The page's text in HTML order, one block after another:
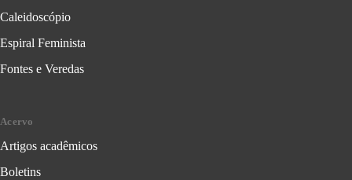
Caleidoscópio
Espiral Feminista
Fontes e Veredas
Acervo
Artigos acadêmicos
Boletins